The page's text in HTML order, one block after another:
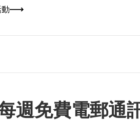
週免費電郵通